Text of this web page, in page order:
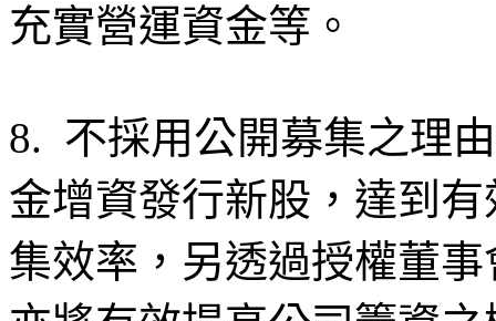
充實營運資金等。
8. 不採用公開募集之理
金增資發行新股，達到
集效率，另透過授權董